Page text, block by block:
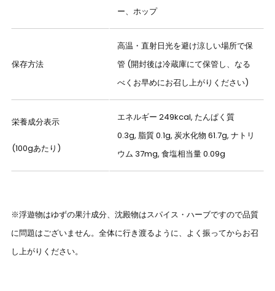
ー、ホップ
保存方法
高温・直射日光を避け涼しい場所で保
管 (開封後は冷蔵庫にて保管し、なる
べくお早めにお召し上がりください)
栄養成分表示
(100gあたり)
エネルギー 249kcal, たんぱく質
0.3g, 脂質 0.1g, 炭水化物 61.7g, ナトリ
ウム 37mg, 食塩相当量 0.09g
※浮遊物はゆずの果汁成分、沈殿物はスパイス・ハーブですので品質
に問題はございません。全体に行き渡るように、よく振ってからお召
し上がりください。